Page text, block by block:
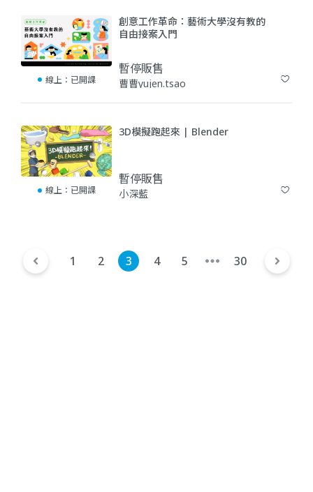
線上： 已開課
創意工作革命：藝術大學沒有教的
自由接案入門
暫停販售
曹曹yujen.tsao
線上： 已開課
3D模擬跑起來 | Blender
暫停販售
小深藍
1 2 3 4 5 30